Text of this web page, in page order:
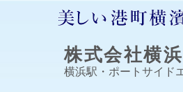
株式会社横
横浜駅・ポートサイド